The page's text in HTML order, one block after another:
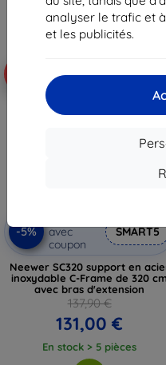
analyser le trafic et
et les publicités.
-5%
avec
coupon
SMART5
Neewer SC320 support en
inoxydable C-Frame de 320 cm
avec bras d'extension
137,90 €
131,00 €
En stock > 5 pièces